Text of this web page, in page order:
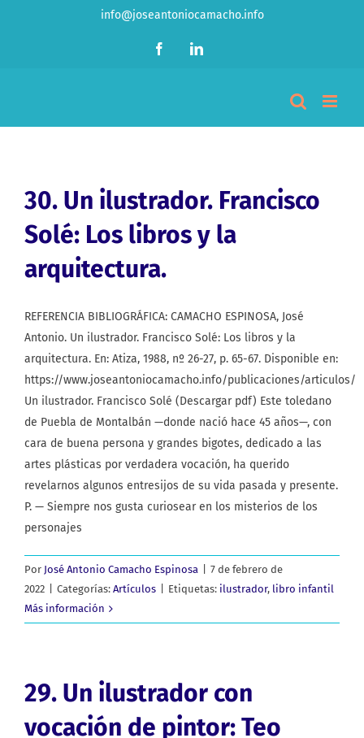
info@joseantoniocamacho.info
FacebookLinkedIn
30. Un ilustrador. Francisco
Solé: Los libros y la
arquitectura.
REFERENCIA BIBLIOGRÁFICA: CAMACHO ESPINOSA, José
Antonio. Un ilustrador. Francisco Solé: Los libros y la
arquitectura. En: Atiza, 1988, nº 26-27, p. 65-67. Disponible en:
https://www.joseantoniocamacho.info/publicaciones/articulos/
Un ilustrador. Francisco Solé (Descargar pdf) Este toledano
de Puebla de Montalbán —donde nació hace 45 años—, con
cara de buena persona y grandes bigotes, dedicado a las
artes plásticas por verdadera vocación, ha querido
revelarnos algunos entresijos de su vida pasada y presente.
P. — Siempre nos gusta curiosear en los misterios de los
personajes
Por José Antonio Camacho Espinosa
7 de febrero de
2022
Categorías: Artículos Etiquetas: ilustrador, libro infantil
Más información
29. Un ilustrador con
vocación de pintor: Teo